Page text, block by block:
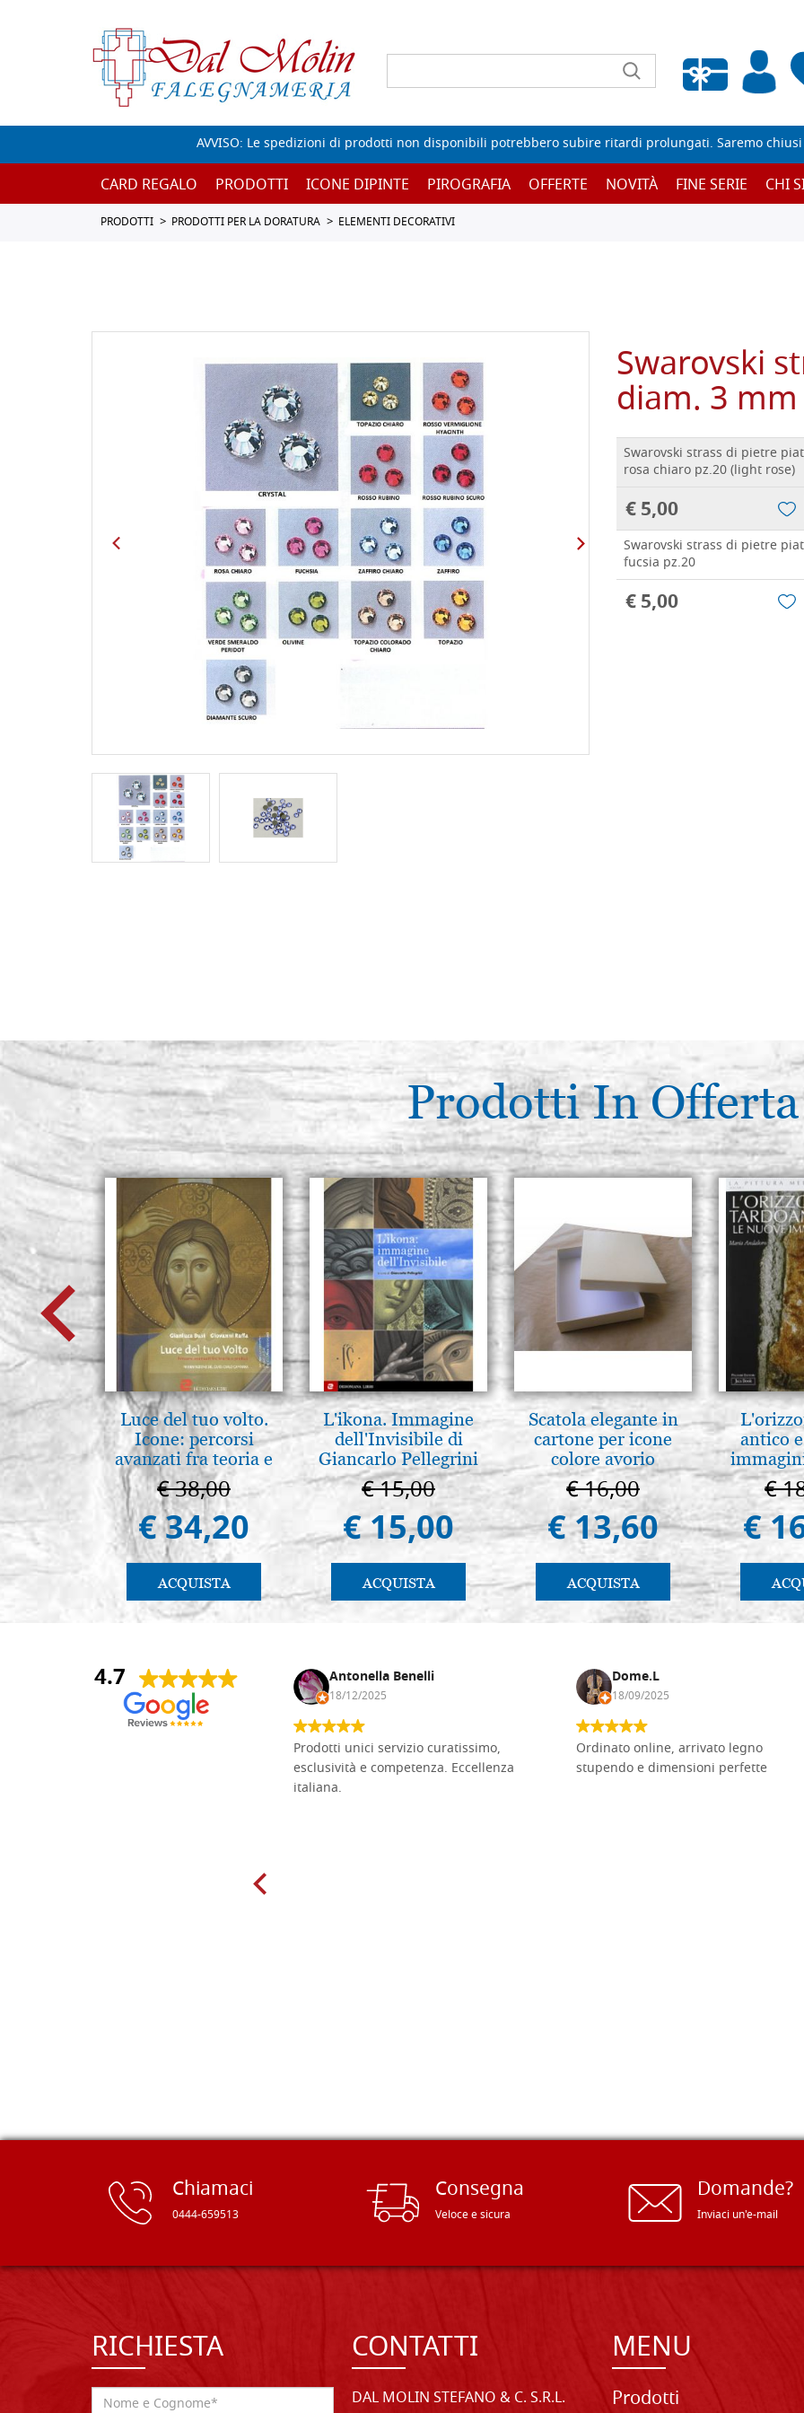
Wishlist vuota
AVVISO: Le spedizioni di prodotti non disponibili potrebbero subire ritardi prolungati. Saremo
CARD REGALO PRODOTTI ICONE DIPINTE PIROGRAFIA OFFERTE NOVITÀ FINE SERIE CHI
PRODOTTI PRODOTTI PER LA DORATURA ELEMENTI DECORATIVI
Swarovski
diam. 3
Swarovski strass di pietre
rosa chiaro pz.20 (light rose)
€ 5,00
Swarovski strass di pietre
fucsia pz.20
€ 5,00
Prodotti In Offerta
Luce del tuo volto.
Icone: percorsi
avanzati fra teoria e
pratica. pg. 430
€ 38,00
€ 34,20
ACQUISTA
L'ikona. Immagine
dell'Invisibile di
Giancarlo Pellegrini
€ 15,00
€ 15,00
ACQUISTA
Scatola elegante in
cartone per icone
colore avorio
€ 16,00
€ 13,60
ACQUISTA
antico
€
€
4.7
Andrea Monguzzi Antonella Benelli
18/12/2025
Prodotti unici servizio curatissimo,
esclusività e competenza. Eccellenza
italiana.
Dome.L
18/09/2025
Ordinato online, arrivato legno
stupendo e dimensioni perfette
Chiamaci
0444-659513
Consegna
Veloce e sicura
Domande?
Inviaci un'e-mail
RICHIESTA CONTATTI
DAL MOLIN STEFANO & C. S.R.L.
MENU
Prodotti